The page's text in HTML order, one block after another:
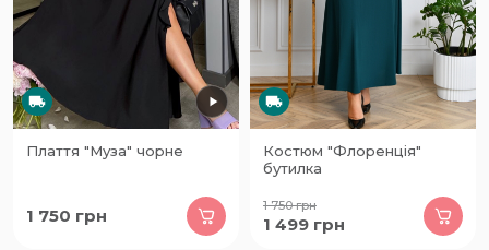
Плаття "Муза" чорне
1 750 грн
Костюм "Флоренція"
бутилка
1 750грн
1 499 грн